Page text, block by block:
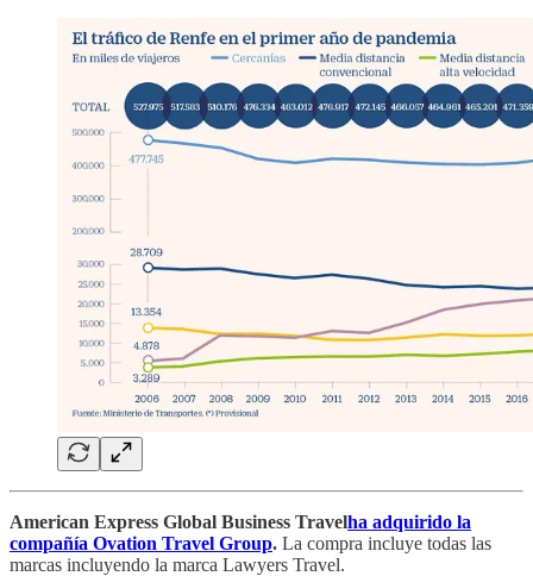
American Express Global Business Travelha adquirido la
compañía Ovation Travel Group. La compra incluye todas las
marcas incluyendo la marca Lawyers Travel.